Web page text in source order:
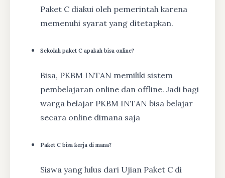
Paket C diakui oleh pemerintah karena
memenuhi syarat yang ditetapkan.
Sekolah paket C apakah bisa online?
Bisa, PKBM INTAN memiliki sistem
pembelajaran online dan offline. Jadi bagi
warga belajar PKBM INTAN bisa belajar
secara online dimana saja
Paket C bisa kerja di mana?
Siswa yang lulus dari Ujian Paket C di